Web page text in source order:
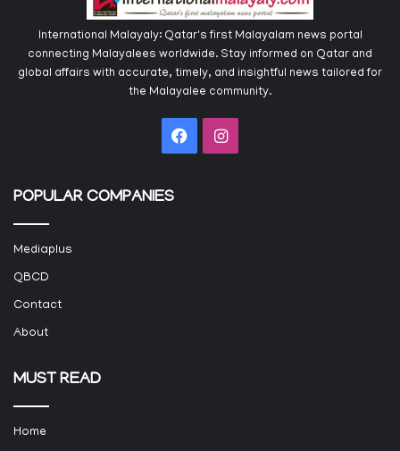
International Malayaly: Qatar's first Malayalam news portal
connecting Malayalees worldwide. Stay informed on Qatar and
global affairs with accurate, timely, and insightful news tailored for
the Malayalee community.
FacebookInstagram
POPULAR COMPANIES
Mediaplus
QBCD
Contact
About
MUST READ
Home